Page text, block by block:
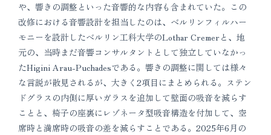
や、響きの調整といった音響的な内容も含まれていた。この
改修における音響設計を担当したのは、ベルリンフィルハー
モニーを設計したベルリン工科大学のLothar Cremerと、地
元の、当時まだ音響コンサルタントとして独立していなかっ
たHigini Arau-Puchadesである。響きの調整に関しては様々
な言説が散見されるが、大きく2項目にまとめられる。ステン
ドグラスの内側に厚いガラスを追加して壁面の吸音を減らす
ことと、椅子の座裏にレゾネータ型吸音構造を付加して、空
席時と満席時の吸音の差を減らすことである。2025年6月の